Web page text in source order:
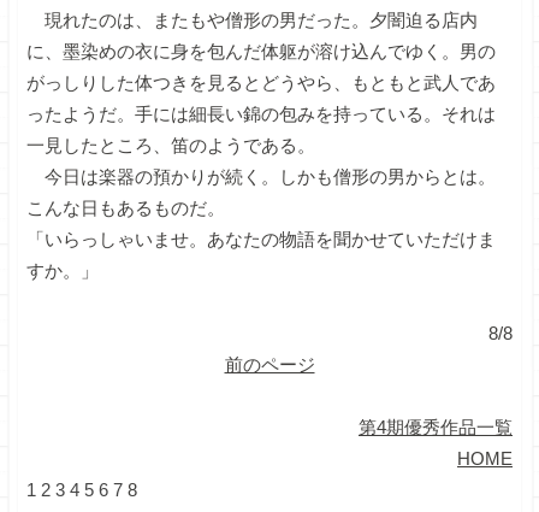
現れたのは、またもや僧形の男だった。夕闇迫る店内
に、墨染めの衣に身を包んだ体躯が溶け込んでゆく。男の
がっしりした体つきを見るとどうやら、もともと武人であ
ったようだ。手には細長い錦の包みを持っている。それは
一見したところ、笛のようである。
今日は楽器の預かりが続く。しかも僧形の男からとは。
こんな日もあるものだ。
「いらっしゃいませ。あなたの物語を聞かせていただけま
すか。」
8/8
前のページ
第4期優秀作品一覧
HOME
1 2 3 4 5 6 7 8